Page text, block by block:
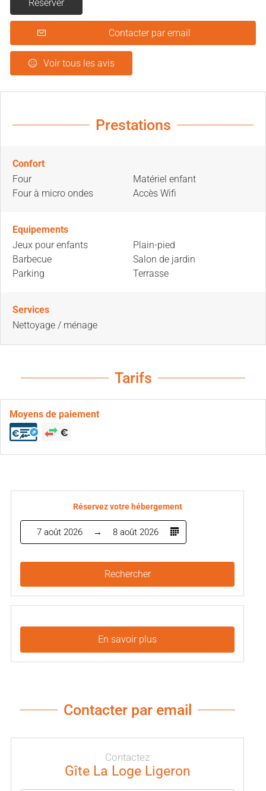
Réserver
Contacter par email
Voir tous les avis
Prestations
Confort
Four
Four à micro ondes
Matériel enfant
Accès Wifi
Equipements
Jeux pour enfants
Barbecue
Parking
Plain-pied
Salon de jardin
Terrasse
Services
Nettoyage / ménage
Tarifs
Moyens de paiement
Réservez votre hébergement
7 août 2026 8 août 2026
Rechercher
En savoir plus
Contacter par email
Contactez
Gîte La Loge Ligeron